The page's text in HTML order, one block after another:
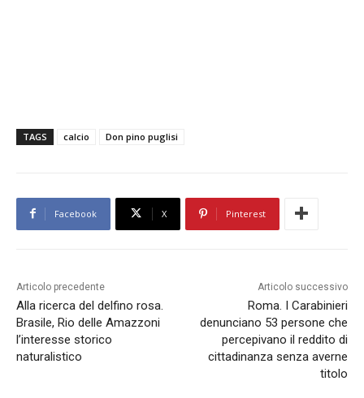
TAGS calcio Don pino puglisi
Facebook X Pinterest
Articolo precedente
Alla ricerca del delfino rosa.
Brasile, Rio delle Amazzoni
l’interesse storico
naturalistico
Articolo successivo
Roma. I Carabinieri
denunciano 53 persone che
percepivano il reddito di
cittadinanza senza averne
titolo